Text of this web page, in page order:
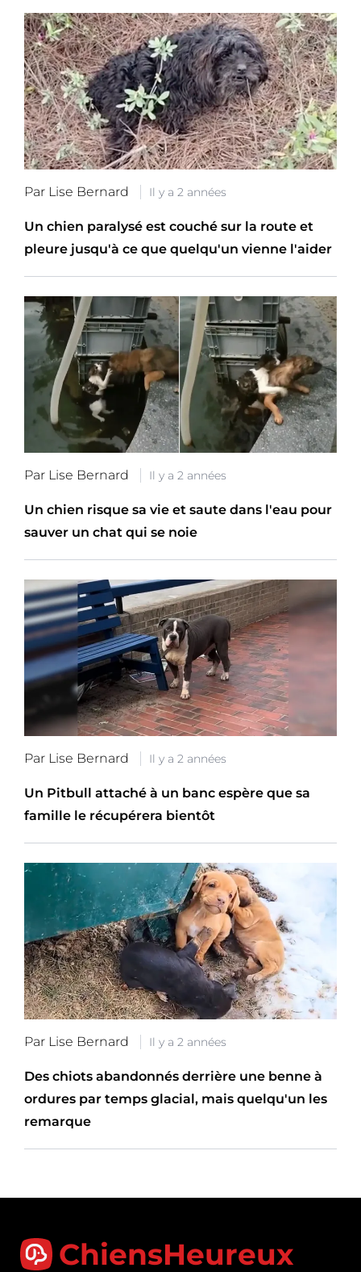
Par Lise Bernard Il y a 2 années
Un chien paralysé est couché sur la route et
pleure jusqu'à ce que quelqu'un vienne l'aider
Par Lise Bernard Il y a 2 années
Un chien risque sa vie et saute dans l'eau pour
sauver un chat qui se noie
Par Lise Bernard Il y a 2 années
Un Pitbull attaché à un banc espère que sa
famille le récupérera bientôt
Par Lise Bernard Il y a 2 années
Des chiots abandonnés derrière une benne à
ordures par temps glacial, mais quelqu'un les
remarque
ChiensHeureux